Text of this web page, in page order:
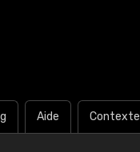
Aide Contexte